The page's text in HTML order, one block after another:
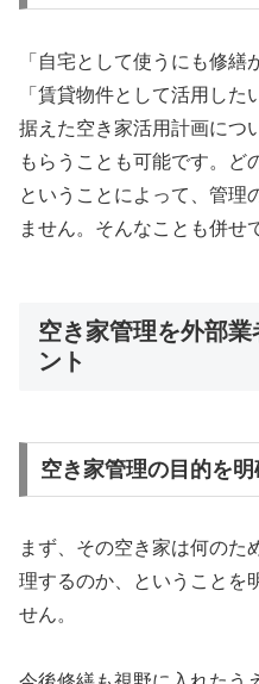
「自宅として使うにも修繕
「賃貸物件として活用し
据えた空き家活用計画につ
もらうことも可能です。ど
ということによって、管理
ません。そんなことも併せ
空き家管理を外部
ント
空き家管理の目的を明
まず、その空き家は何のた
理するのか、ということを
せん。